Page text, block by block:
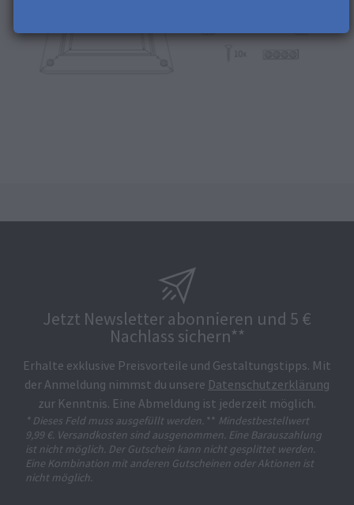
Jetzt Newsletter abonnieren und 5 €
Nachlass sichern**
Erhalte exklusive Preisvorteile und Gestaltungstipps. Mit
der Anmeldung nimmst du unsere Datenschutzerklärung
zur Kenntnis. Eine Abmeldung ist jederzeit möglich.
* Dieses Feld muss ausgefüllt werden. ** Mindestbestellwert
9,99 €. Versandkosten sind ausgenommen. Eine Barauszahlung
ist nicht möglich. Der Gutschein kann nicht gesplittet werden.
Eine Kombination mit anderen Gutscheinen oder Aktionen ist
nicht möglich.